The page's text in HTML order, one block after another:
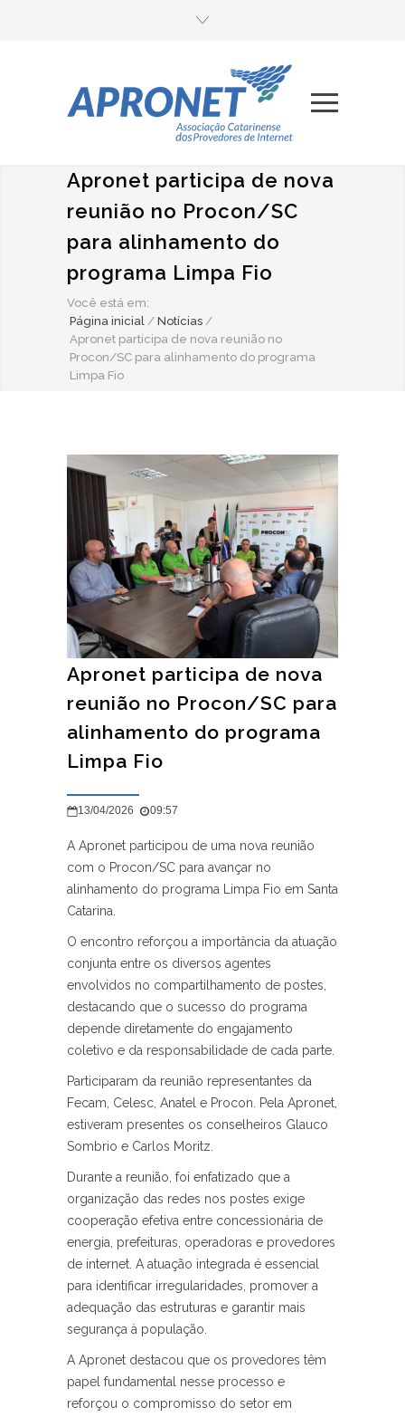
Apronet participa de nova
reunião no Procon/SC
para alinhamento do
programa Limpa Fio
Você está em:
Página inicial / Notícias /
Apronet participa de nova reunião no
Procon/SC para alinhamento do programa
Limpa Fio
Apronet participa de nova
reunião no Procon/SC para
alinhamento do programa
Limpa Fio
13/04/2026 09:57
A Apronet participou de uma nova reunião
com o Procon/SC para avançar no
alinhamento do programa Limpa Fio em Santa
Catarina.
O encontro reforçou a importância da atuação
conjunta entre os diversos agentes
envolvidos no compartilhamento de postes,
destacando que o sucesso do programa
depende diretamente do engajamento
coletivo e da responsabilidade de cada parte.
Participaram da reunião representantes da
Fecam, Celesc, Anatel e Procon. Pela Apronet,
estiveram presentes os conselheiros Glauco
Sombrio e Carlos Moritz.
Durante a reunião, foi enfatizado que a
organização das redes nos postes exige
cooperação efetiva entre concessionária de
energia, prefeituras, operadoras e provedores
de internet. A atuação integrada é essencial
para identificar irregularidades, promover a
adequação das estruturas e garantir mais
segurança à população.
A Apronet destacou que os provedores têm
papel fundamental nesse processo e
reforçou o compromisso do setor em